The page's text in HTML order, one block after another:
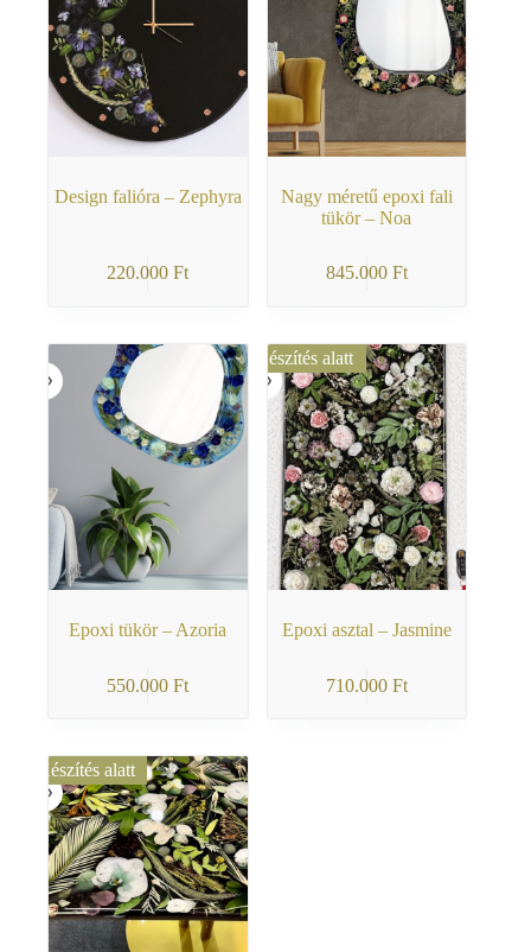
Design falióra – Zephyra
220.000Ft
Nagy méretű epoxi fali
tükör – Noa
845.000 Ft
Epoxi tükör – Azoria
550.000Ft
Készítés alatt
Epoxi asztal – Jasmine
710.000 Ft
Készítés alatt